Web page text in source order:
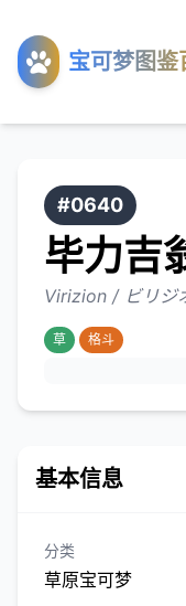
宝可梦图鉴
工具
关于
#0640
毕力吉
Virizion / ビリジ
草 格斗
基本信息
分类
草原宝可梦